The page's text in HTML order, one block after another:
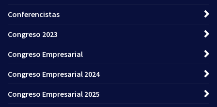
Conferencistas
Congreso 2023
Congreso Empresarial
Congreso Empresarial 2024
Congreso Empresarial 2025